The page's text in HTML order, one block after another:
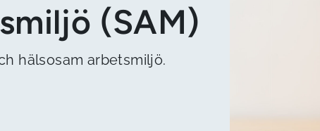
(SAM)
hälsosam arbetsmiljö.